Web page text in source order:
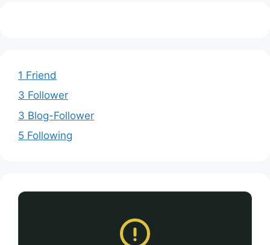
1 Friend
3 Follower
3 Blog-Follower
5 Following